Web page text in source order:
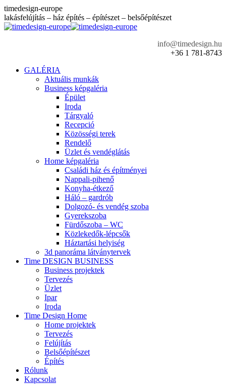
Skip
to
content
timedesign-europe
lakásfelújítás – ház építés – építészet – belsőépítészet
info@timedesign.hu
+36 1 781-8743
GALÉRIA
Aktuális munkák
Business képgaléria
Épület
Iroda
Tárgyaló
Recepció
Közösségi terek
Rendelő
Üzlet és vendéglátás
Home képgaléria
Családi ház és építményei
Nappali-pihenő
Konyha-étkező
Háló – gardrób
Dolgozó- és vendég szoba
Gyerekszoba
Fürdőszoba – WC
Közlekedők-lépcsők
Háztartási helyiség
3d panoráma látványtervek
Time DESIGN BUSINESS
Business projektek
Tervezés
Üzlet
Ipar
Iroda
Time Design Home
Home projektek
Tervezés
Felújítás
Belsőépítészet
Építés
Rólunk
Kapcsolat